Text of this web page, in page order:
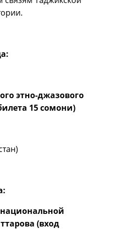
этно-джазового
15 сомони)
(вход